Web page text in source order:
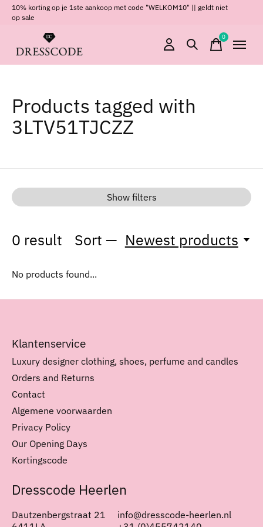
10% korting op je 1ste aankoop met code "WELKOM10" || geldt niet
op sale
0items
Products tagged with
3LTV51TJCZZ
Show filters
0 result Sort — Newest products
No products found...
Klantenservice
Luxury designer clothing, shoes, perfume and candles
Orders and Returns
Contact
Algemene voorwaarden
Privacy Policy
Our Opening Days
Kortingscode
Dresscode Heerlen
Dautzenbergstraat 21
info@dresscode-heerlen.nl